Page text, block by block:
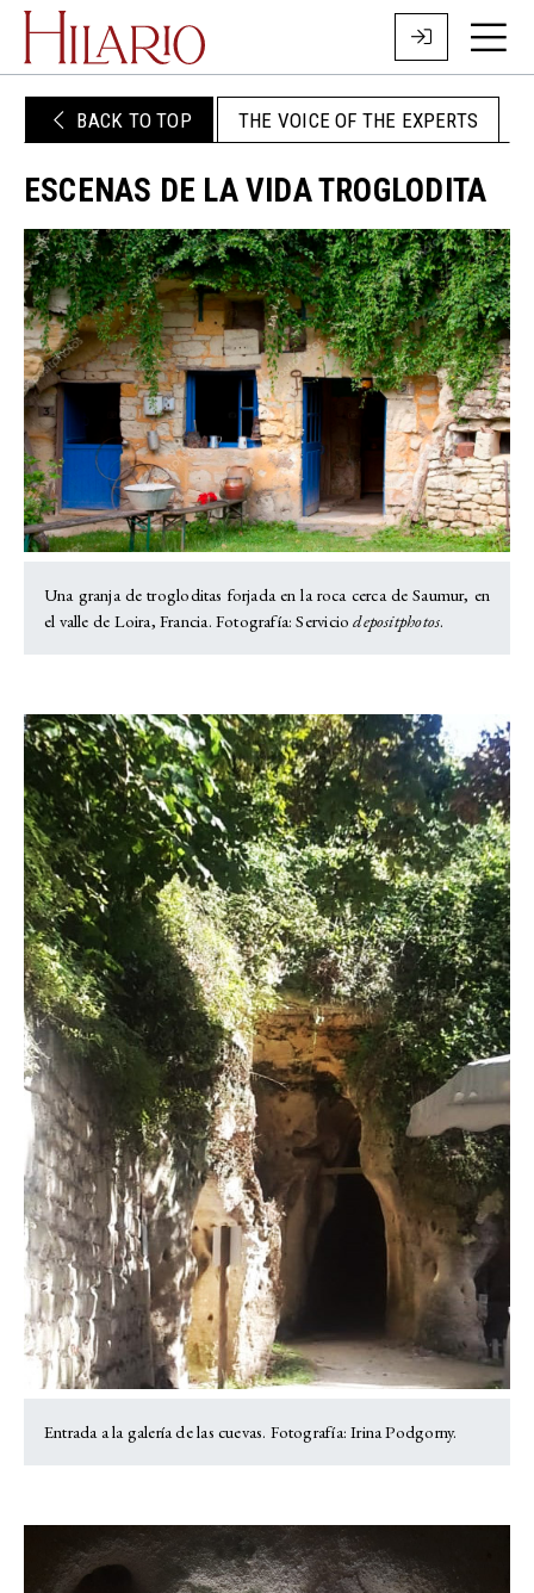
BACK TO TOP THE VOICE OF THE EXPERTS
ESCENAS DE LA VIDA TROGLODITA
Una granja de trogloditas forjada en la roca cerca de Saumur, en
el valle de Loira, Francia. Fotografía: Serviciodepositphotos.
Entrada a la galería de las cuevas. Fotografía: Irina Podgorny.